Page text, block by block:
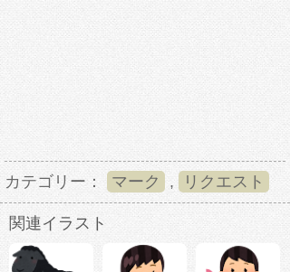
カテゴリー： マーク , リクエスト
関連イラスト